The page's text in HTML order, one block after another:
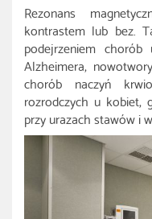
Rezonans
kontrastem lub bez.
podejrzeniem chorób
Alzheimera,
chorób naczyń
rozrodczych u kobiet,
przy urazach stawów i